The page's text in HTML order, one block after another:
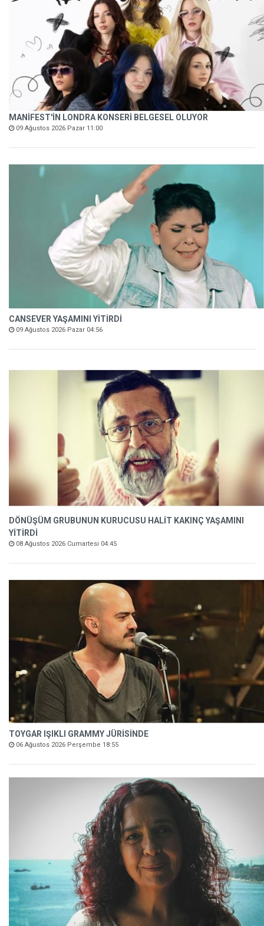
MANİFEST'İN LONDRA KONSERİ BELGESEL OLUYOR
09 Ağustos 2026 Pazar 11:00
CANSEVER YAŞAMINI YİTİRDİ
09 Ağustos 2026 Pazar 04:56
DÖNÜŞÜM GRUBUNUN KURUCUSU HALİT KAKINÇ YAŞAMINI
YİTİRDİ
08 Ağustos 2026 Cumartesi 04:45
TOYGAR IŞIKLI GRAMMY JÜRİSİNDE
06 Ağustos 2026 Perşembe 18:55